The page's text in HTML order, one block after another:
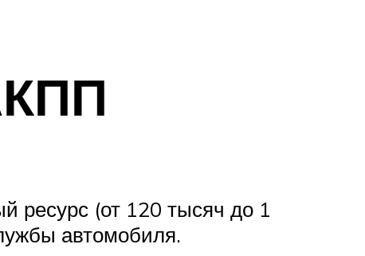
ресурс (от 120 тысяч до 1
автомобиля.